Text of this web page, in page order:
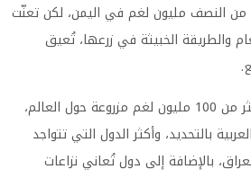
النصف مليون لغم في اليمن، لكن تعنّت
والطريقة الخبيثة في زرعها، تُعيق
وتُقدر الأمم المتحدة أنّ أكثر من 100 مليون لغم مزروعة حول العالم،
بالتحديد، وأكثر الدول التي تتواجد
بالإضافة إلى دول تُعاني نزاعات